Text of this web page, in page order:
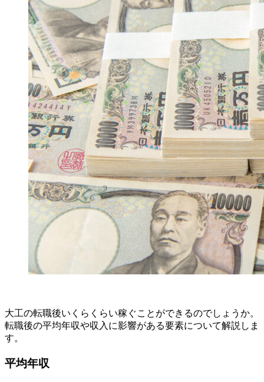
大工の転職後いくらくらい稼ぐことができるのでしょうか。
転職後の平均年収や収入に影響がある要素について解説しま
す。
平均年収